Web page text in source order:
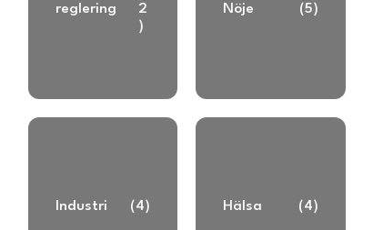
reglering
2
)
Nöje (5)
Industri (4) Hälsa (4)